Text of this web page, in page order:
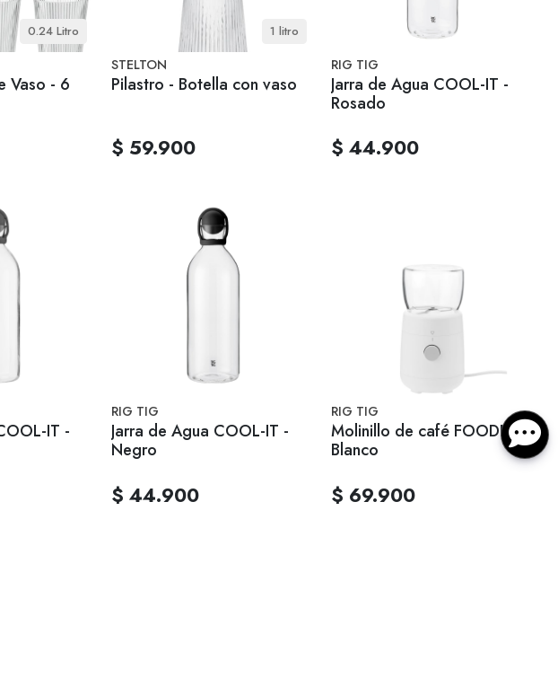
0.24 Litro
Vaso - 6
1 litro
STELTON
Pilastro - Botella con vaso
$ 59.900
RIG TIG
Jarra de Agua COOL-IT -
Rosado
$ 44.900
IT -
RIG TIG
Jarra de Agua COOL-IT -
Negro
$ 44.900
RIG TIG
Molinillo de café FOODIE -
Blanco
$ 69.900